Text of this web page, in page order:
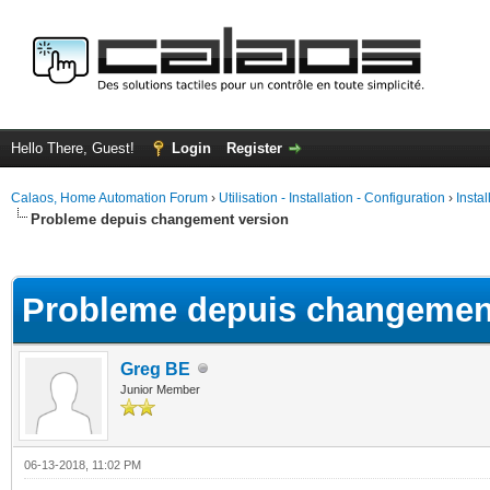
Hello There, Guest! Login Register
Calaos, Home Automation Forum › Utilisation - Installation - Configuration ›
Probleme depuis changement version
Probleme depuis
Greg BE
Junior Member
06-13-2018, 11:02 PM